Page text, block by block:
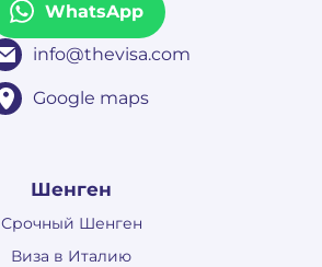
WhatsApp
info@thevisa.com
Google maps
Шенген
Срочный Шенген
Виза в Италию